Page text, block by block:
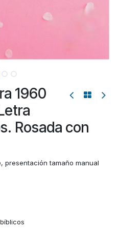
1960
Rosada con
presentación tamaño manual